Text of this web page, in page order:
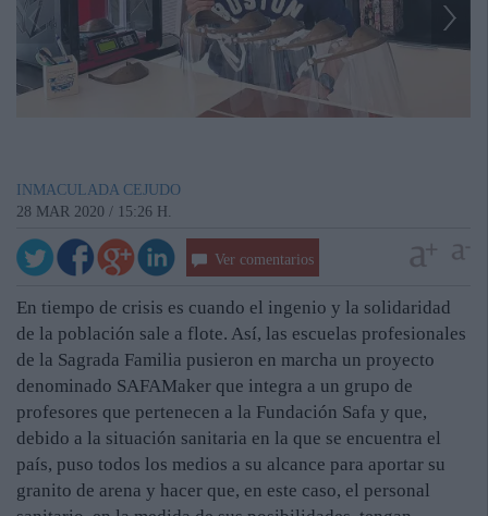
INMACULADA CEJUDO
28 MAR 2020 / 15:26 H.
Ver comentarios
En tiempo de crisis es cuando el ingenio y la solidaridad
de la población sale a flote. Así, las escuelas profesionales
de la Sagrada Familia pusieron en marcha un proyecto
denominado SAFAMaker que integra a un grupo de
profesores que pertenecen a la Fundación Safa y que,
debido a la situación sanitaria en la que se encuentra el
país, puso todos los medios a su alcance para aportar su
granito de arena y hacer que, en este caso, el personal